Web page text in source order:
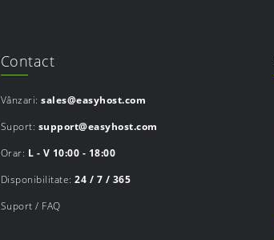
Contact
Vânzari:sales@easyhost.com
Suport: support@easyhost.com
Orar: L - V 10:00 - 18:00
Disponibilitate:24 / 7 / 365
Suport / FAQ